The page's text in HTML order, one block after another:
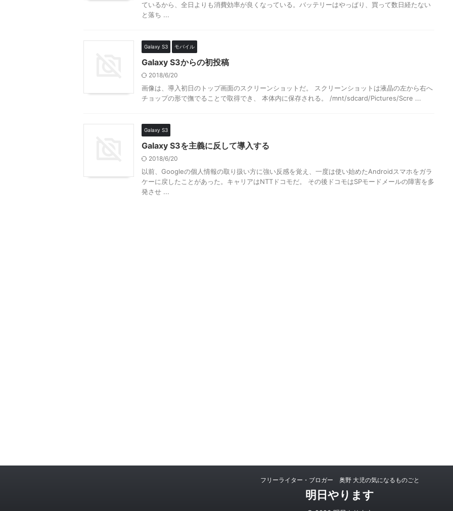
ているから、全日よりも消費効率が良くなっている。バッテリーはやっぱり、買って数日経たない
と落ち ...
Galaxy S3 モバイル
Galaxy S3からの初投稿
2018/6/20
画像は、導入初日のトップ画面のスクリーンショットだ。 スクリーンショットは液晶の左から右へ
チョップの形で撫でることで取得でき、 本体内に保存される。 /mnt/sdcard/Pictures/Scre ...
Galaxy S3
Galaxy S3を主義に反して導入する
2018/6/20
以前、Googleの個人情報の取り扱い方に強い反感を覚え、一度は使い始めたAndroidスマホをガラ
ケーに戻したことがあった。キャリアはNTTドコモだ。 その後ドコモはSPモードメールの障害を多
発させ ...
フリーライター・ブロガー 奥野 大児の気になるものごと
明日やります